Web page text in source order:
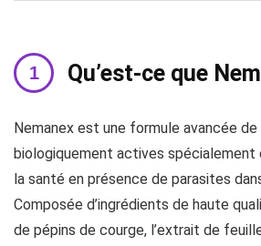
Qu’est-ce que
Nemanex est une formule avancée
biologiquement actives spécialement
la santé en présence de parasites
Composée d’ingrédients de haute
de pépins de courge, l’extrait de